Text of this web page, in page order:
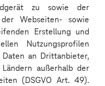
zu sowie der
Webseiten- sowie
Erstellung und
Nutzungsprofilen
an Drittanbieter,
außerhalb der
(DSGVO Art. 49).
Auswahl: